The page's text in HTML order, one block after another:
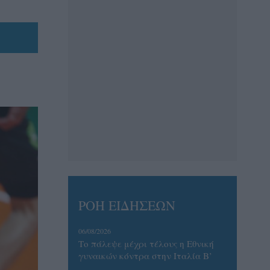
ΡΟΗ ΕΙΔΗΣΕΩΝ
06/08/2026
Το πάλεψε μέχρι τέλους η Εθνική
γυναικών κόντρα στην Ιταλία Β’